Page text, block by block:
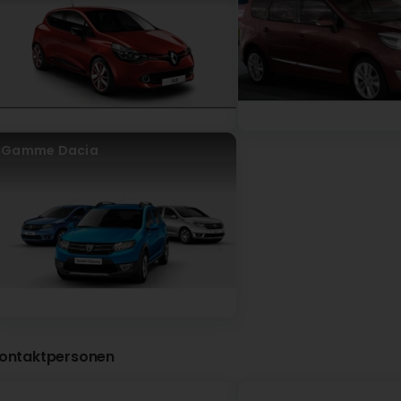
(Translated by Google) Excellent service, very
service très professionnel et équipé bien accueillante
Antonio Coelho
vor 10 Monat(en)
Gamme Dacia